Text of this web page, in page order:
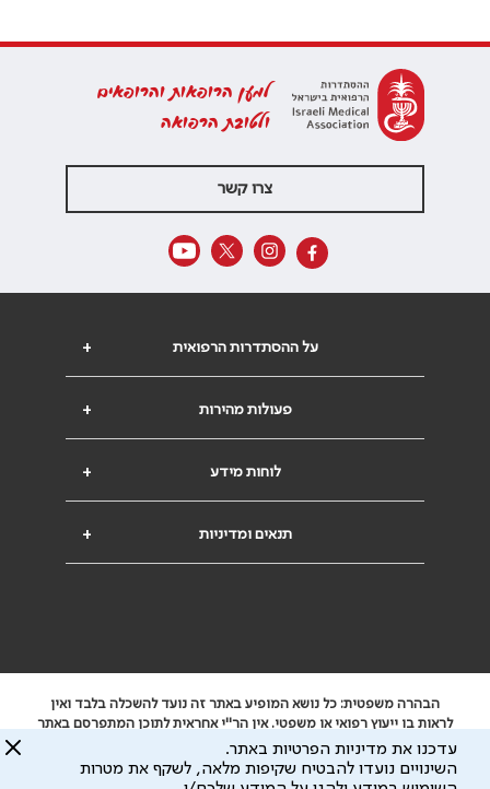
למען הרופאות והרופאים
ולטובת הרפואה
צרו קשר
+ על ההסתדרות הרפואית
+ פעולות מהירות
+ לוחות מידע
+ תנאים ומדיניות
הבהרה משפטית: כל נושא המופיע באתר זה נועד להשכלה בלבד ואין
לראות בו ייעוץ רפואי או משפטי. אין הר"י אחראית לתוכן המתפרסם באתר
זה ולכל נזק שעלול להיגרם.
ידוע לי שהר"י אוספת ושומרת מידע אישי לצורך מתן השרות וכי חלק ממנו
עשוי להיות מועבר לצדדים שלישיים, הכל בכפוף ל
עדכנו את מדיניות הפרטיות באתר.
השינויים נועדו להבטיח שקיפות מלאה, לשקף את מטרות